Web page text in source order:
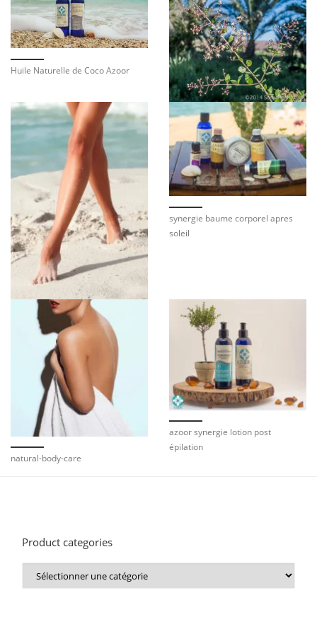
Huile Naturelle de Coco Azoor
synergie baume corporel apres
soleil
natural-body-care
azoor synergie lotion post
épilation
Product categories